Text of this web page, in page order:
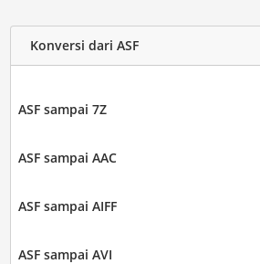
Konversi dari ASF
ASF sampai 7Z
ASF sampai AAC
ASF sampai AIFF
ASF sampai AVI